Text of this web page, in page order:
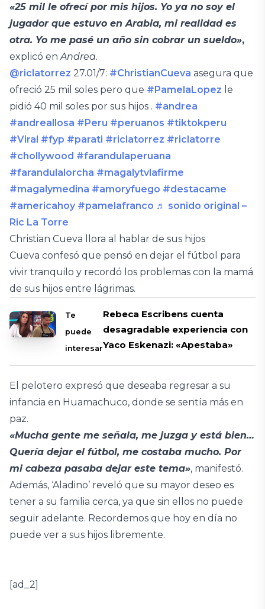
«25 mil le ofrecí por mis hijos. Yo ya no soy el
jugador que estuvo en Arabia, mi realidad es
otra. Yo me pasé un año sin cobrar un sueldo»,
explicó enAndrea.
@riclatorrez 27.01/7: #ChristianCueva asegura que
ofreció 25 mil soles pero que #PamelaLopez le
pidió 40 mil soles por sus hijos . #andrea
#andreallosa #Peru #peruanos #tiktokperu
#Viral #fyp #parati #riclatorrez #riclatorre
#chollywood #farandulaperuana
#farandulalorcha #magalytvlafirme
#magalymedina #amoryfuego #destacame
#americahoy #pamelafranco ♬ sonido original –
Ric La Torre
Christian Cueva llora al hablar de sus hijos
Cueva confesó que pensó en dejar el fútbol para
vivir tranquilo y recordó los problemas con la mamá
de sus hijos entre lágrimas.
Te
puede
interesar
Rebeca Escribens cuenta
desagradable experiencia con
Yaco Eskenazi: «Apestaba»
El pelotero expresó que deseaba regresar a su
infancia en Huamachuco, donde se sentía más en
paz.
«Mucha gente me señala, me juzga y está bien…
Quería dejar el fútbol, me costaba mucho. Por
mi cabeza pasaba dejar este tema», manifestó.
Además, ‘Aladino’ reveló que su mayor deseo es
tener a su familia cerca, ya que sin ellos no puede
seguir adelante. Recordemos que hoy en día no
puede ver a sus hijos libremente.
[ad_2]